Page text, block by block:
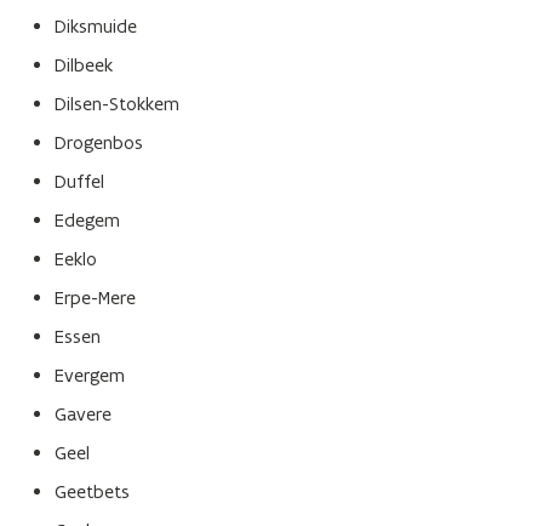
Diksmuide
Dilbeek
Dilsen-Stokkem
Drogenbos
Duffel
Edegem
Eeklo
Erpe-Mere
Essen
Evergem
Gavere
Geel
Geetbets